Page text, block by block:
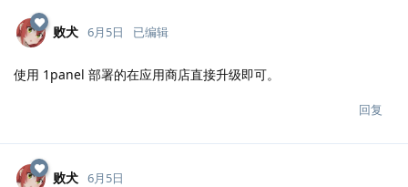
败犬 6月5日 已编辑
使用 1panel 部署的在应用商店直接升级即可。
回复
败犬 6月5日